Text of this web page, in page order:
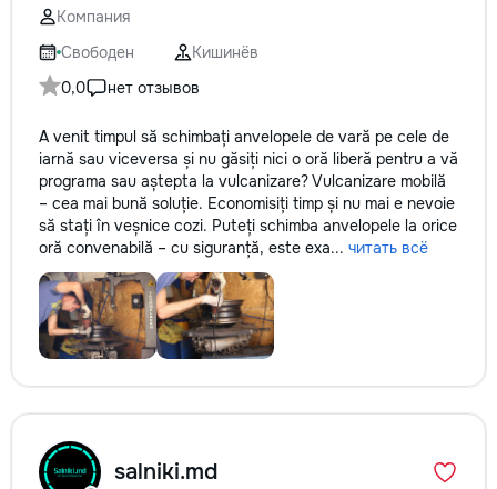
Компания
Свободен
Кишинёв
0,0
нет отзывов
A venit timpul să schimbați anvelopele de vară pe cele de
iarnă sau viceversa și nu găsiți nici o oră liberă pentru a vă
programa sau aștepta la vulcanizare? Vulcanizare mobilă
– cea mai bună soluție. Economisiți timp și nu mai e nevoie
să stați în veșnice cozi. Puteți schimba anvelopele la orice
oră convenabilă – cu siguranță, este exa... читать всё
salniki.md